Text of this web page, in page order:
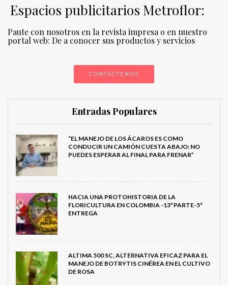
Espacios publicitarios Metroflor:
Paute con nosotros en la revista impresa o en nuestro
portal web: De a conocer sus productos y servicios
CONTÁCTENOS
Entradas Populares
“EL MANEJO DE LOS ÁCAROS ES COMO
CONDUCIR UN CAMIÓN CUESTA ABAJO: NO
PUEDES ESPERAR AL FINAL PARA FRENAR”
HACIA UNA PROTOHISTORIA DE LA
FLORICULTURA EN COLOMBIA -13ª PARTE-5ª
ENTREGA
ALTIMA 500 SC, ALTERNATIVA EFICAZ PARA EL
MANEJO DE BOTRYTIS CINÉREA EN EL CULTIVO
DE ROSA